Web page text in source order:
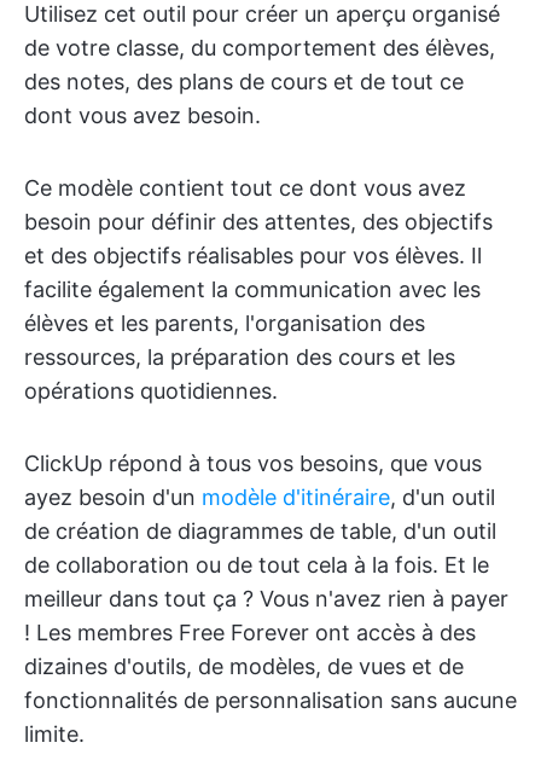
Utilisez cet outil pour créer un aperçu organisé
de votre classe, du comportement des élèves,
des notes, des plans de cours et de tout ce
dont vous avez besoin.
Ce modèle contient tout ce dont vous avez
besoin pour définir des attentes, des objectifs
et des objectifs réalisables pour vos élèves. Il
facilite également la communication avec les
élèves et les parents, l'organisation des
ressources, la préparation des cours et les
opérations quotidiennes.
ClickUp répond à tous vos besoins, que vous
ayez besoin d'un modèle d'itinéraire, d'un outil
de création de diagrammes de table, d'un outil
de collaboration ou de tout cela à la fois. Et le
meilleur dans tout ça ? Vous n'avez rien à payer
! Les membres Free Forever ont accès à des
dizaines d'outils, de modèles, de vues et de
fonctionnalités de personnalisation sans aucune
limite.